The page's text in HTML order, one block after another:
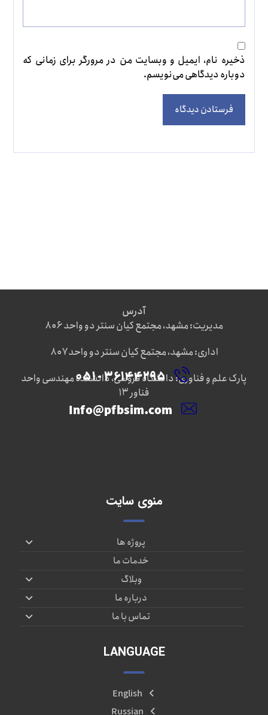
ذخیره نام، ایمیل و وبسایت من در مرورگر برای زمانی که
دوباره دیدگاهی می‌نویسم.
فرستادن دیدگاه
آدرس
مدیریت: مشهد، مجتمع کیان سنتر دو واحد ۸۰۶
اداری: مشهد، مجتمع کیان سنتر دو واحد ۸۰۷
پارک علم و فناوری: دانشگاه فروسی، دانشکده مهندسی واحد
فناور ۱۳
۳۶۱۴۴۲۹۵ - ۰۵۱
Info@pfbsim.com
منوی سایت
پروژه ها
خدمات ما
وبلاگ
درباره ما
تماس با ما
LANGUAGE
English
Russian